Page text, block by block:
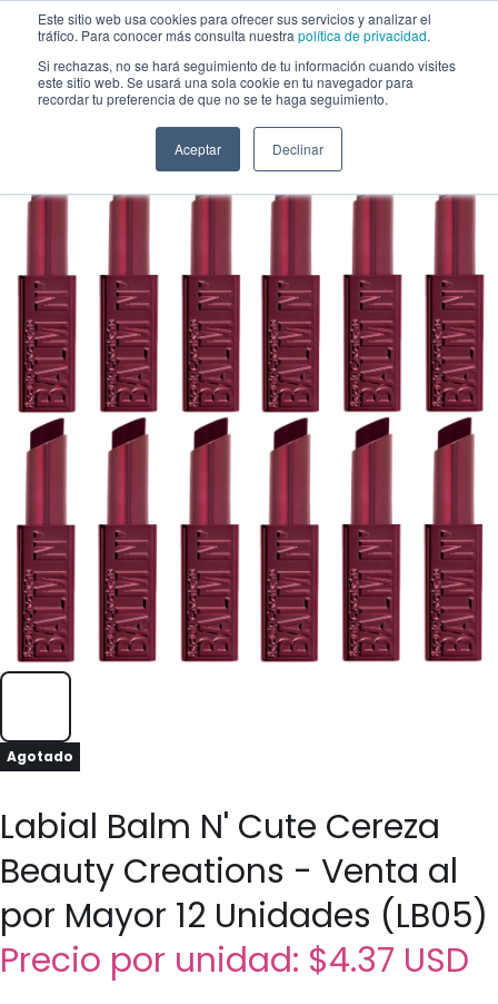
Este sitio web usa cookies para ofrecer sus servicios y analizar el
tráfico. Para conocer más consulta nuestra política de privacidad.
Si rechazas, no se hará seguimiento de tu información cuando visites
este sitio web. Se usará una sola cookie en tu navegador para
recordar tu preferencia de que no se te haga seguimiento.
Aceptar Declinar
Saltar al contenido
Labial Balm N' Cute Cereza Beauty Creations - Venta al por Mayor 12
Agotado
Labial Balm N' Cute Cereza
Beauty Creations - Venta al
por Mayor 12 Unidades (LB05)
Precio por unidad: $4.37 USD